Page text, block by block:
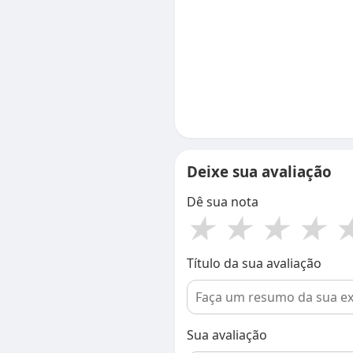
Deixe sua avaliação
Dê sua nota
★ ★ ★ ★
Título da sua avaliação
Sua avaliação